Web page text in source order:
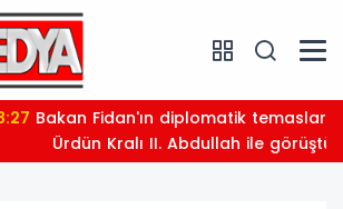
Ürdün Kralı II. Abdullah ile görüştü